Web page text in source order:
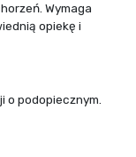
Wymaga
opiekę i
podopiecznym.